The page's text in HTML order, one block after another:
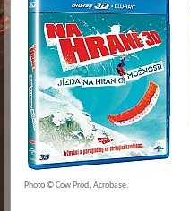
Photo © Cow Prod, Acrobase.